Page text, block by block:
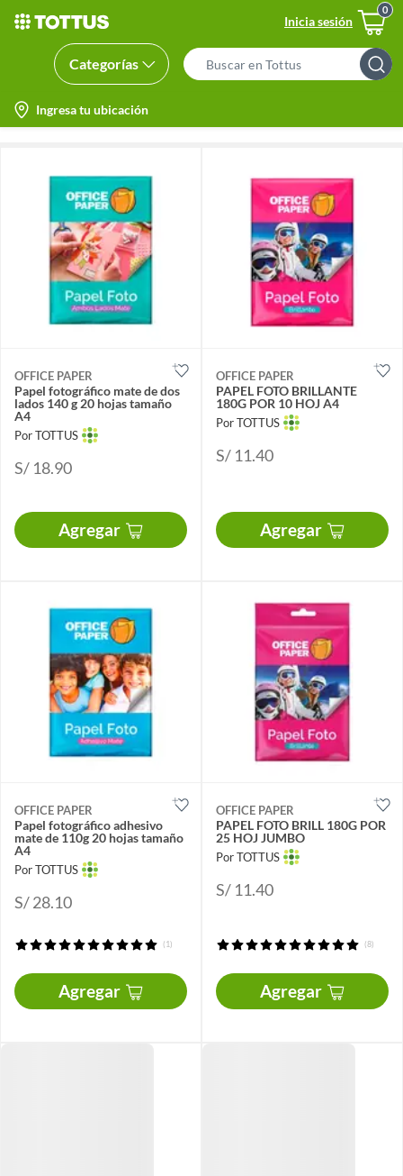
Inicia sesión
Categorías
Search
Bar
location-
icon
Ingresa tu ubicación
OFFICE PAPER
Papel fotográfico mate de dos
lados 140 g 20 hojas tamaño
A4
Por TOTTUS
S/ 18.90
Agregar
OFFICE PAPER
PAPEL FOTO BRILLANTE
180G POR 10 HOJ A4
Por TOTTUS
S/ 11.40
Agregar
OFFICE PAPER
Papel fotográfico adhesivo
mate de 110g 20 hojas tamaño
A4
Por TOTTUS
S/ 28.10
(1)
Agregar
OFFICE PAPER
PAPEL FOTO BRILL 180G POR
25 HOJ JUMBO
Por TOTTUS
S/ 11.40
(8)
Agregar